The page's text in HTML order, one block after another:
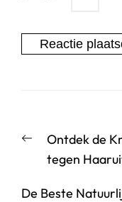
Vorige
bericht:
Ontdek de
tegen
De Beste